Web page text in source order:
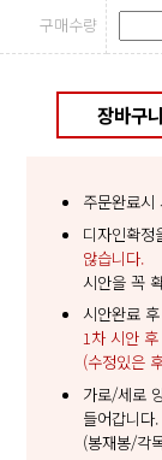
구매수량
장바구니
주문완료시
디자인확정
않습니다.
시안을 꼭
시안완료
1차 시안
(수정있은
가로/세로
들어갑니다.
(봉재봉/각